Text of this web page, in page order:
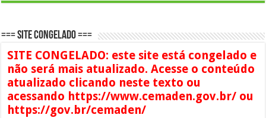
=== SITE CONGELADO ===
SITE CONGELADO: este site está congelado e
não será mais atualizado. Acesse o conteúdo
atualizado clicando neste texto ou
acessando https://www.cemaden.gov.br/ ou
https://gov.br/cemaden/